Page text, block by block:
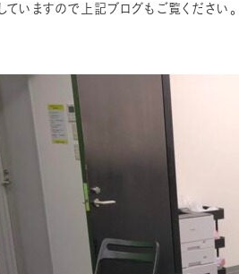
ていますので上記ブログもご覧ください。